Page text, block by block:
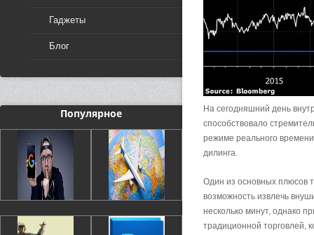
Гаджеты
Блог
Популярное
На сегодняшний день
способствовало
режиме реального
дилинга.
Один из основных плюсов
возможность извлечь
несколько минут, однако
традиционной торговлей,